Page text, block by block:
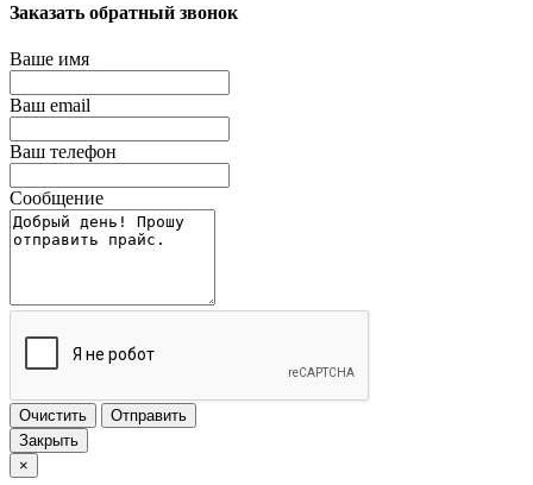
Заказать обратный звонок
Ваше имя
Ваш email
Ваш телефон
Сообщение
Очистить
Отправить
Закрыть
×